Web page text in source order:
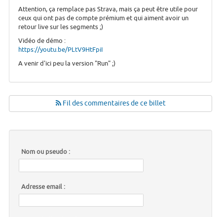
Attention, ça remplace pas Strava, mais ça peut être utile pour
ceux qui ont pas de compte prémium et qui aiment avoir un
retour live sur les segments ;)
Vidéo de démo :
https://youtu.be/PLtV9HtFpiI
A venir d'ici peu la version "Run" ;)
Fil des commentaires de ce billet
Nom ou pseudo :
Adresse email :